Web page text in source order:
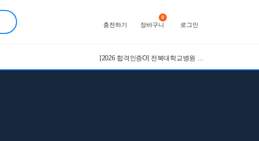
충전하기
0
장바구니 로그인
[2026 합격인증O] 전북대학교병원 간호사 채용 대비 필기+면접 기출 정리